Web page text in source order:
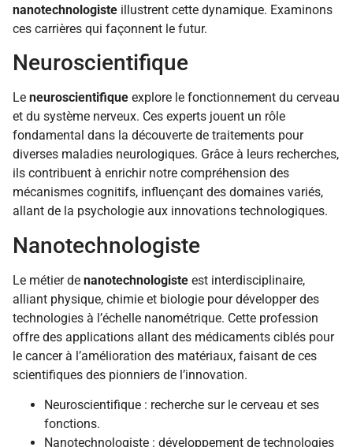
nanotechnologiste illustrent cette dynamique. Examinons
ces carrières qui façonnent le futur.
Neuroscientifique
Le neuroscientifique explore le fonctionnement du cerveau
et du système nerveux. Ces experts jouent un rôle
fondamental dans la découverte de traitements pour
diverses maladies neurologiques. Grâce à leurs recherches,
ils contribuent à enrichir notre compréhension des
mécanismes cognitifs, influençant des domaines variés,
allant de la psychologie aux innovations technologiques.
Nanotechnologiste
Le métier de nanotechnologiste est interdisciplinaire,
alliant physique, chimie et biologie pour développer des
technologies à l’échelle nanométrique. Cette profession
offre des applications allant des médicaments ciblés pour
le cancer à l’amélioration des matériaux, faisant de ces
scientifiques des pionniers de l’innovation.
Neuroscientifique : recherche sur le cerveau et ses
fonctions.
Nanotechnologiste : développement de technologies